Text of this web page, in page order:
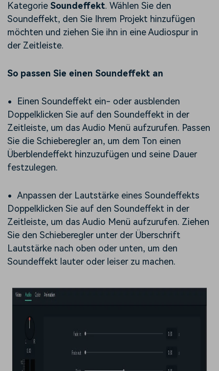
Kategorie Soundeffekt. Wählen Sie den
Soundeffekt, den Sie Ihrem Projekt hinzufügen
möchten und ziehen Sie ihn in eine Audiospur in
der Zeitleiste.
So passen Sie einen Soundeffekt an
Einen Soundeffekt ein- oder ausblenden
Doppelklicken Sie auf den Soundeffekt in der
Zeitleiste, um das Audio Menü aufzurufen. Passen
Sie die Schieberegler an, um dem Ton einen
Überblendeffekt hinzuzufügen und seine Dauer
festzulegen.
Anpassen der Lautstärke eines Soundeffekts
Doppelklicken Sie auf den Soundeffekt in der
Zeitleiste, um das Audio Menü aufzurufen. Ziehen
Sie den Schieberegler unter der Überschrift
Lautstärke nach oben oder unten, um den
Soundeffekt lauter oder leiser zu machen.